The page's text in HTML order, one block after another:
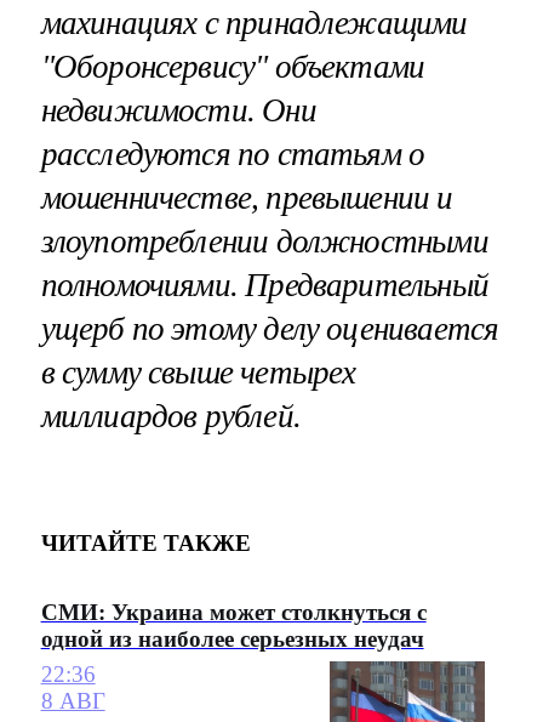
махинациях с принадлежащими
"Оборонсервису"объектами
недвижимости. Они
расследуются по статьям о
мошенничестве, превышении и
злоупотреблении должностными
полномочиями.Предварительный
ущерб по этому делуоценивается
в сумму свыше четырех
миллиардов рублей.
ЧИТАЙТЕ ТАКЖЕ
СМИ: Украина может столкнуться с
одной из наиболее серьезных неудач
22:36
8 АВГ